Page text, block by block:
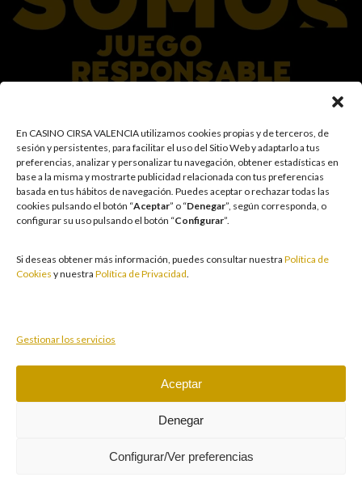
En CASINO CIRSA VALENCIA utilizamos cookies propias y de terceros, de
sesión y persistentes, para facilitar el uso del Sitio Web y adaptarlo a tus
preferencias, analizar y personalizar tu navegación, obtener estadísticas en
base a la misma y mostrarte publicidad relacionada con tus preferencias
basada en tus hábitos de navegación. Puedes aceptar o rechazar todas las
cookies pulsando el botón “Aceptar” o “Denegar”, según corresponda, o
configurar su uso pulsando el botón “Configurar”.
Si deseas obtener más información, puedes consultar nuestra Política de
Cookies y nuestra Política de Privacidad.
Gestionar los servicios
Aceptar
Denegar
Configurar/Ver preferencias
En el Grupo CIRSA promovemos una actitud responsable hacia el juego,
garantizando un entorno seguro y transparente para nuestros clientes y
facilitamos medidas e información para que el juego sea siempre diversión y
entretenimiento, sin utilizarse como vía para afrontar problemas económicos
o emocionales. El acceso está prohibido a menores de 18 años y a las
personas con acceso restringido conforme a los registros de prohibición y/o
autoexclusión que resulten aplicables. También trabajamos para reforzar una
cultura de prevención y concienciación sobre los posibles trastornos
las circunstancias individuales. Asimismo, desarrollamos y mejoramos de
forma continuada nuestra Cultura de Juego Responsable mediante la
Juegue con responsabilidad.
Copyright © 2026 Casino Cirsa Valencia, S.A. Reservados